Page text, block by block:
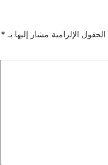
الحقول الإلزامية مشار إليها بـ *